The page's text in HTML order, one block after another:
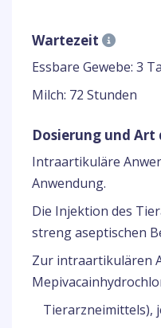
Wartezeit
Essbare Gewebe: 3
Milch: 72 Stunden
Dosierung und
Intraartikuläre
Anwendung.
Die Injektion des
streng aseptischen
Zur intraartikulären
Tierarzneimittels),